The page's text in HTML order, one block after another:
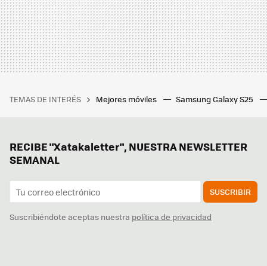
TEMAS DE INTERÉS Mejores móviles Samsung Galaxy S25
RECIBE "Xatakaletter", NUESTRA NEWSLETTER
SEMANAL
SUSCRIBIR
Suscribiéndote aceptas nuestra política de privacidad